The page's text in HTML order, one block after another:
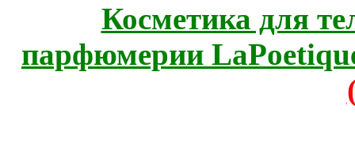
Косметика для
парфюмерии